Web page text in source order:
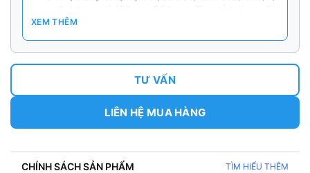
dung.
Đóng gáy:Gáy còng:Linh hoạt, dễ thay ruột.Gáy ốc
vít:Cổ điển, chắc chắn.Khâu chỉ:Thủ công, nghệ
thuật.
Sang trọng, bền bỉ, tạo ấn tượng mạnh mẽ
và chuyên nghiệp cho khách hàng.
XEM THÊM
TƯ VẤN
LIÊN HỆ MUA HÀNG
CHÍNH SÁCH SẢN PHẨM TÌM HIỂU THÊM